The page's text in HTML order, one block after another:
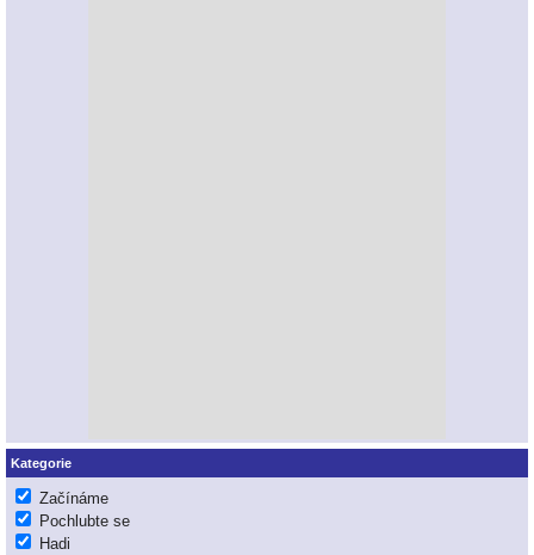
Kategorie
Začínáme
Pochlubte se
Hadi